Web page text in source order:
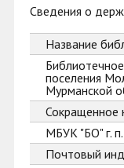
Сведения о
Название
поселения
Мурманской
Сокращенное
МБУК "БО" г.
Почтовый